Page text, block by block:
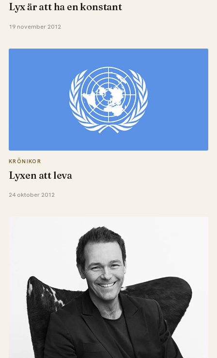
Lyx är att ha en konstant
19 november 2012
KRÖNIKOR
Lyxen att leva
24 oktober 2012